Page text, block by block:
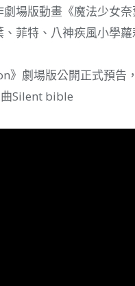
劇場版動畫《魔法少女
菲特、八神疾風小學
》劇場版公開正式預告
Silent bible